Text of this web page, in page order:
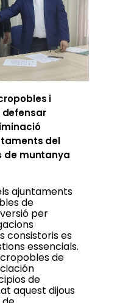
i
defensar
del
de muntanya
ajuntaments
de
per
consistoris es
essencials.
de
de
aquest dijous